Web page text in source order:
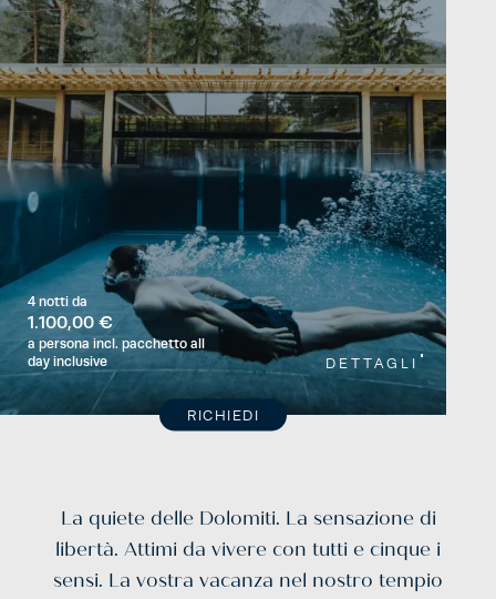
4 notti da
1.100,00 €
a persona incl. pacchetto all
day inclusive
DETTAGLI
RICHIEDI
La quiete delle Dolomiti. La sensazione di
libertà. Attimi da vivere con tutti e cinque i
sensi. La vostra vacanza nel nostro tempio